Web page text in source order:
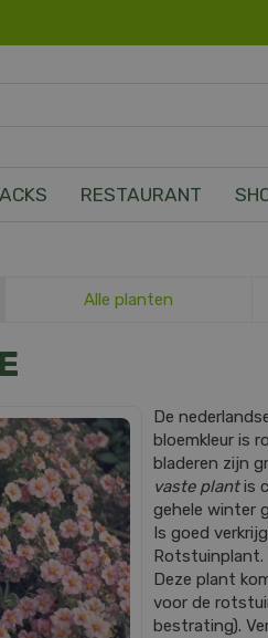
RESTAURANT
Alle planten
De
bloemkleur is
bladeren zijn
vaste plantis
gehele winter
Is goed
Rotstuinplant.
Deze plant
voor de
bestrating).